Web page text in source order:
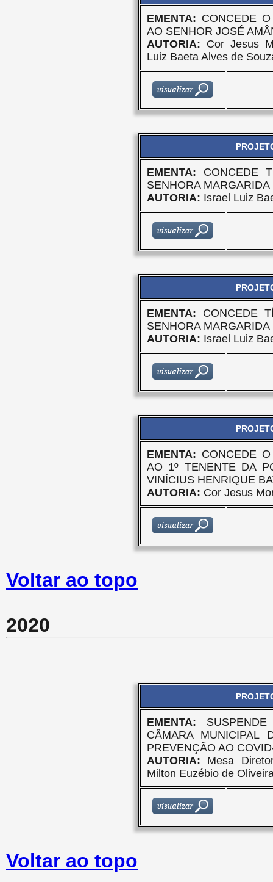
EMENTA: CONCEDE
AO SENHOR JOSÉ
AUTORIA: Cor Jesus
Luiz Baeta Alves de
EMENTA: CONCEDE
SENHORA MARGARIDA
AUTORIA: Israel Luiz
EMENTA: CONCEDE
SENHORA MARGARIDA
AUTORIA: Israel Luiz
EMENTA: CONCEDE
AO 1º TENENTE DA
VINÍCIUS HENRIQUE
AUTORIA: Cor Jesus
Voltar ao topo
2020
EMENTA:
CÂMARA MUNICIPAL
PREVENÇÃO AO
AUTORIA: Mesa
Milton Euzébio de
Voltar ao topo